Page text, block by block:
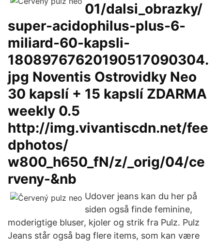
01/dalsi_obrazky/
super-acidophilus-plus-6-
miliard-60-kapsli-
18089767620190517090304.
jpg Noventis Ostrovidky Neo
30 kapslí + 15 kapslí ZDARMA
weekly 0.5
http://img.vivantiscdn.net/fee
dphotos/
w800_h650_fN/z/_orig/04/ce
rveny-&nb
Udover jeans kan du her på
siden også finde feminine,
moderigtige bluser, kjoler og strik fra Pulz. Pulz
Jeans står også bag flere items, som kan være